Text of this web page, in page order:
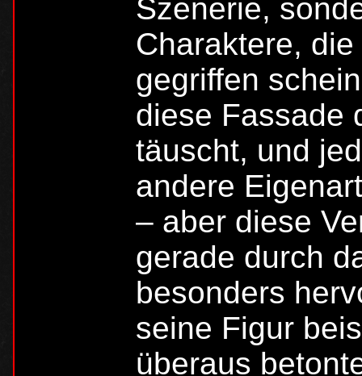
Szenerie,
Charaktere,
gegriffen
diese Fassade
täuscht, und
andere
– aber diese
gerade durch
besonders
seine Figur
überaus